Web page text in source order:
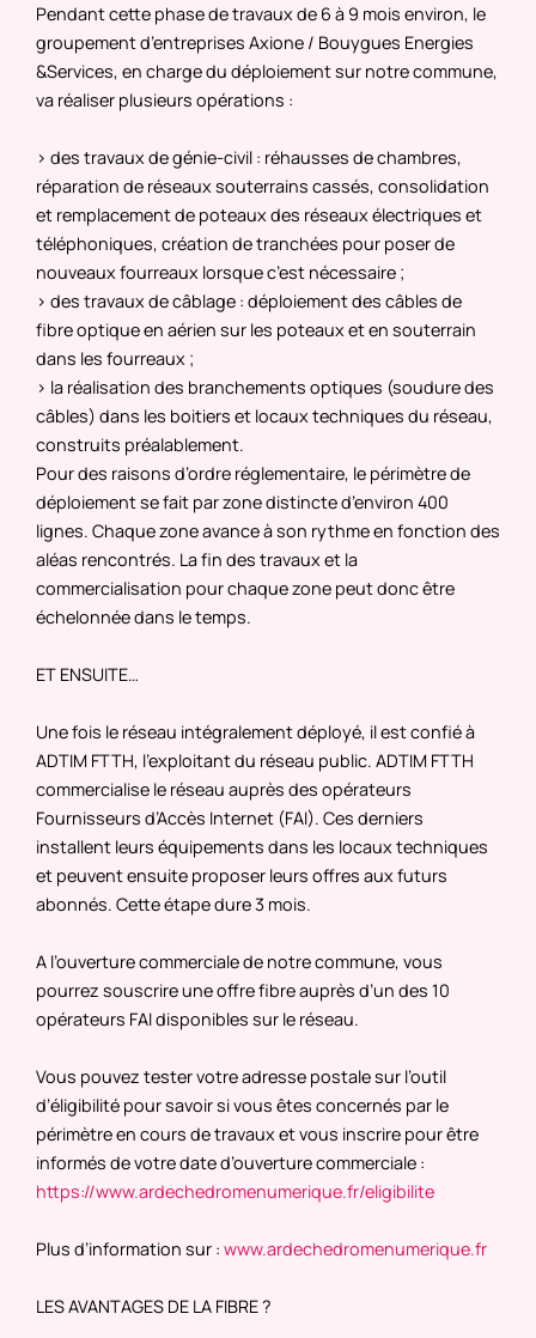
Pendant cette phase de travaux de 6 à 9 mois environ, le
groupement d’entreprises Axione / Bouygues Energies
&Services, en charge du déploiement sur notre commune,
va réaliser plusieurs opérations :
> des travaux de génie-civil : réhausses de chambres,
réparation de réseaux souterrains cassés, consolidation
et remplacement de poteaux des réseaux électriques et
téléphoniques, création de tranchées pour poser de
nouveaux fourreaux lorsque c’est nécessaire ;
> des travaux de câblage : déploiement des câbles de
fibre optique en aérien sur les poteaux et en souterrain
dans les fourreaux ;
> la réalisation des branchements optiques (soudure des
câbles) dans les boitiers et locaux techniques du réseau,
construits préalablement.
Pour des raisons d’ordre réglementaire, le périmètre de
déploiement se fait par zone distincte d’environ 400
lignes. Chaque zone avance à son rythme en fonction des
aléas rencontrés. La fin des travaux et la
commercialisation pour chaque zone peut donc être
échelonnée dans le temps.
ET ENSUITE…
Une fois le réseau intégralement déployé, il est confié à
ADTIM FTTH, l’exploitant du réseau public. ADTIM FTTH
commercialise le réseau auprès des opérateurs
Fournisseurs d’Accès Internet (FAI). Ces derniers
installent leurs équipements dans les locaux techniques
et peuvent ensuite proposer leurs offres aux futurs
abonnés. Cette étape dure 3 mois.
A l’ouverture commerciale de notre commune, vous
pourrez souscrire une offre fibre auprès d’un des 10
opérateurs FAI disponibles sur le réseau.
Vous pouvez tester votre adresse postale sur l’outil
d’éligibilité pour savoir si vous êtes concernés par le
périmètre en cours de travaux et vous inscrire pour être
informés de votre date d’ouverture commerciale :
https://www.ardechedromenumerique.fr/eligibilite
Plus d’information sur : www.ardechedromenumerique.fr
LES AVANTAGES DE LA FIBRE ?